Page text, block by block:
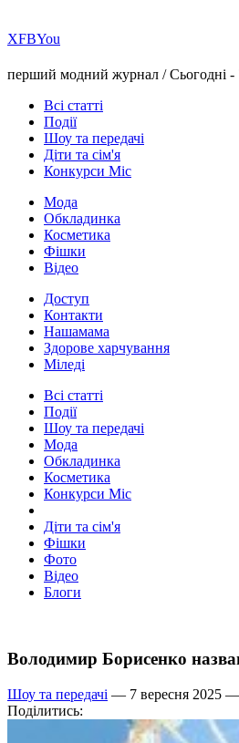
ХFBYou
перший модний журнал /Сьогодні -
Всі статті
Події
Шоу та передачі
Діти та сім'я
Конкурси Міс
Мода
Обкладинка
Косметика
Фішки
Відео
Доступ
Контакти
Нашамама
Здорове харчування
Міледі
Всі статті
Події
Шоу та передачі
Мода
Обкладинка
Косметика
Конкурси Міс
Діти та сім'я
Фішки
Фото
Відео
Блоги
Володимир Борисенко
Шоу та передачі — 7 вересня 2025 —
Поділитись: